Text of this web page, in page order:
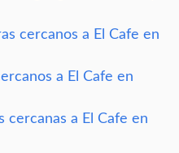
cercanos a El Cafe en
a El Cafe en
cercanas a El Cafe en